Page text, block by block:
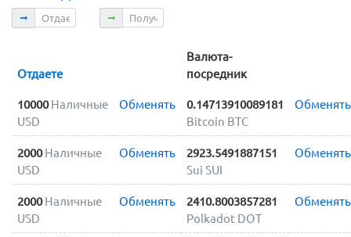
Отдаете Получаете
Отдаете
Валюта-
посредник
10000 Наличные
USD
Обменять
0.14713910089181
Bitcoin BTC
Обменять
2000 Наличные
USD
Обменять
2923.5491887151
Sui SUI
Обменять
2000 Наличные
USD
Обменять
2410.8003857281
Polkadot DOT
Обменять